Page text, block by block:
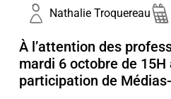
Nathalie Troquereau
À l’attention des
mardi 6 octobre de
participation de